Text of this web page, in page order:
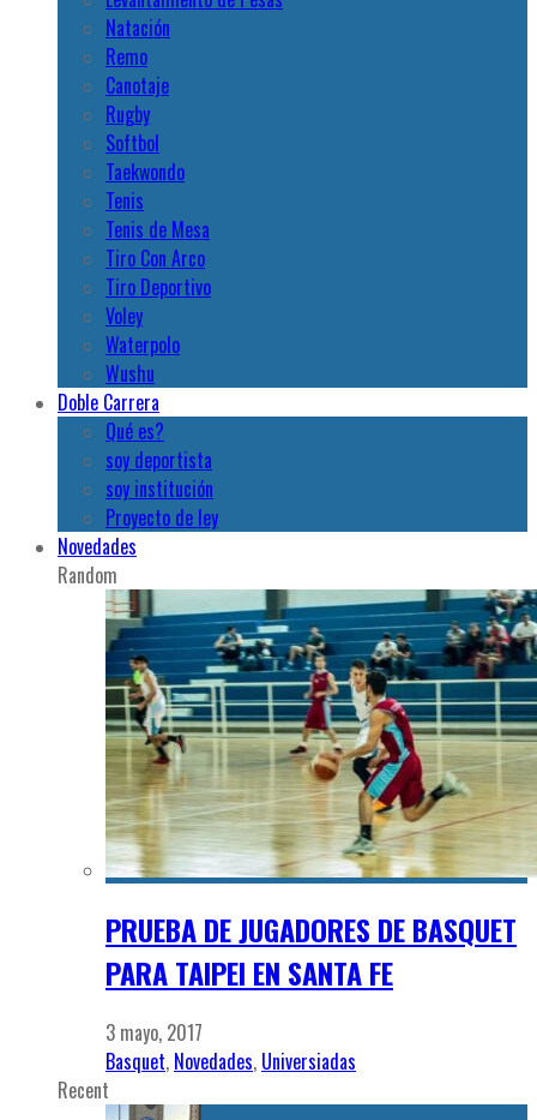
Natación
Remo
Canotaje
Rugby
Softbol
Taekwondo
Tenis
Tenis de Mesa
Tiro Con Arco
Tiro Deportivo
Voley
Waterpolo
Wushu
Doble Carrera
Qué es?
soy deportista
soy institución
Proyecto de ley
Novedades
Random
PRUEBA DE JUGADORES DE BASQUET
PARA TAIPEI EN SANTA FE
3 mayo, 2017
Basquet, Novedades, Universiadas
Recent